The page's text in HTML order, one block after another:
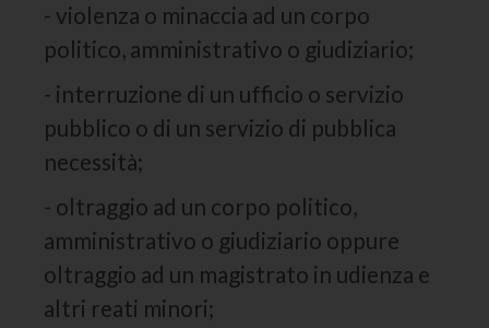
- violenza o minaccia ad un corpo
politico, amministrativo o giudiziario;
- interruzione di un ufficio o servizio
pubblico o di un servizio di pubblica
necessità;
- oltraggio ad un corpo politico,
amministrativo o giudiziario oppure
oltraggio ad un magistrato in udienza e
altri reati minori;